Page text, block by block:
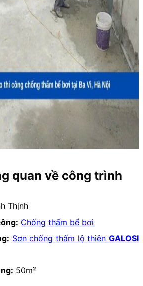
quan về công trình
Thịnh
Chống thấm bể bơi
Sơn chống thấm lộ thiênGALOSI
50m²